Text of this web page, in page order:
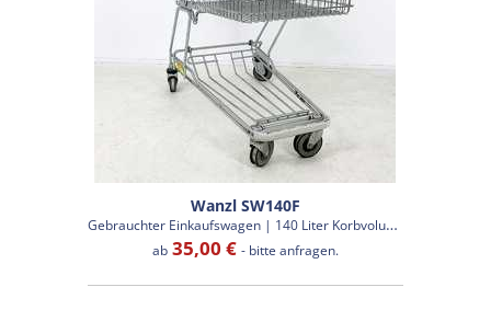
Wanzl SW140F
G
ebrauchter Einkaufswagen | 140 Liter Korbvolumen
ab35,00 € - bitte anfragen.